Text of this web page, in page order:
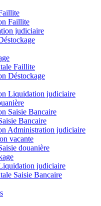
Faillite
judiciaire
Faillite
Déstockage
Liquidation judiciaire
Saisie Bancaire
Bancaire
Administration judiciaire
vacante
douanière
judiciaire
Saisie Bancaire